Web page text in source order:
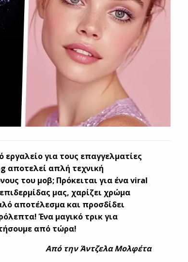
για τους επαγγελματίες
αποτελεί απλή τεχνική
του μοβ; Πρόκειται για ένα viral
μας, χαρίζει χρώμα
αποτέλεσμα και προσδίδει
Ένα μαγικό τρικ για
από τώρα!
Από την Άντζελα Μολφέτα